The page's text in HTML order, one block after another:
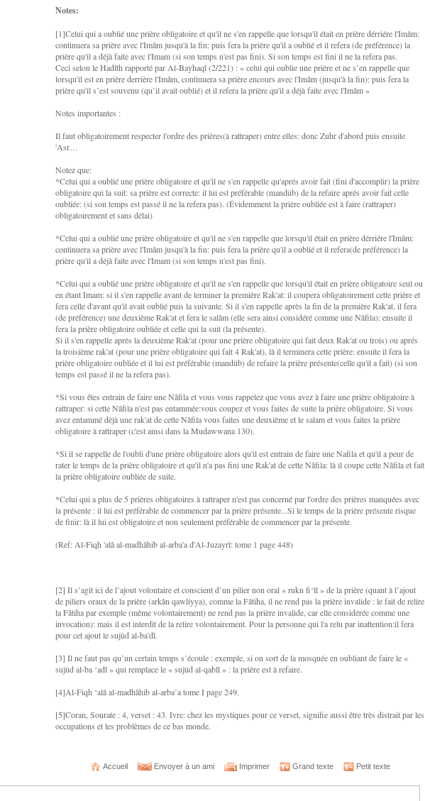
Notes:
[1]Celui qui a oublié une prière obligatoire et qu'il ne s'en rappelle que lorsqu'il était en prière dérriére l'Imâm:
continuera sa prière avec l'Imâm jusqu'à la fin: puis fera la prière qu'il a oublié et il refera (de préférence) la
prière qu'il a déjà faite avec l'Imam (si son temps n'est pas fini). Si son temps est fini il ne la refera pas.
Ceci selon le Hadîth rapporté par Al-Bayhaqî (2/221) : « celui qui oublie une prière et ne s’en rappelle que
lorsqu'il est en prière derrière l'Imâm, continuera sa prière encours avec l'Imâm (jusqu'à la fin): puis fera la
prière qu'il s’est souvenu (qu’il avait oublié) et il refera la prière qu'il a déjà faite avec l'Imâm »
Notes importantes :
Il faut obligatoirement respecter l'ordre des prières(à rattraper) entre elles: donc Zuhr d'abord puis ensuite
'Asr…
Notez que:
*Celui qui a oublié une prière obligatoire et qu'il ne s'en rappelle qu'aprés avoir fait (fini d'accomplir) la prière
obligatoire qui la suit: sa prière est correcte: il lui est préférable (mandûb) de la refaire aprés avoir fait celle
oubliée: (si son temps est passé il ne la refera pas). (Évidemment la prière oubliée est à faire (rattraper)
obligatoirement et sans délai)
*Celui qui a oublié une prière obligatoire et qu'il ne s'en rappelle que lorsqu'il était en prière dérriére l'Imâm:
continuera sa prière avec l'Imâm jusqu'à la fin: puis fera la prière qu'il a oublié et il refera(de préférence) la
prière qu'il a déjà faite avec l'Imam (si son temps n'est pas fini).
*Celui qui a oublié une prière obligatoire et qu'il ne s'en rappelle que lorsqu'il était en prière obligatoire seul ou
en étant Imam: si il s'en rappelle avant de terminer la première Rak'at: il coupera obligatoirement cette prière et
fera celle d'avant qu'il avait oublié puis la suivante. Si il s'en rappelle après la fin de la première Rak'at, il fera
(de préférence) une deuxième Rak'at et fera le salâm (elle sera ainsi considéré comme une Nâfila): ensuite il
fera la prière obligatoire oubliée et celle qui la suit (la présente).
Si il s'en rappelle après la deuxième Rak'at (pour une prière obligatoire qui fait deux Rak'at ou trois) ou aprés
la troisième rak'at (pour une prière obligatoire qui fait 4 Rak'at), là il terminera cette prière: ensuite il fera la
prière obligatoire oubliée et il lui est préférable (mandûb) de refaire la prière présente(celle qu'il a fait) (si son
temps est passé il ne la refera pas).
*Si vous êtes entrain de faire une Nâfila et vous vous rappelez que vous avez à faire une prière obligatoire à
rattraper: si cette Nâfila n'est pas entammée:vous coupez et vous faites de suite la prière obligatoire. Si vous
avez entammé dèjà une rak'at de cette Nâfila vous faites une deuxième et le salam et vous faites la prière
obligatoire à rattraper (c'est ainsi dans la Mudawwana 130).
*Si il se rappelle de l'oubli d'une prière obligatoire alors qu'il est entrain de faire une Nafila et qu'il a peur de
rater le temps de la prière obligatoire et qu'il n'a pas fini une Rak'at de cette Nâfila: là il coupe cette Nâfila et fait
la prière obligatoire oubliée de suite.
*Celui qui a plus de 5 prières obligatoires à rattraper n'est pas concerné par l'ordre des prières manquées avec
la présente : il lui est préférable de commencer par la prière présente...Si le temps de la prière présente risque
de finir: là il lui est obligatoire et non seulement préférable de commencer par la présente.
(Ref: Al-Fiqh 'alâ al-madhâhib al-arba'a d'Al-Juzayrî: tome 1 page 448)
[2] Il s’agit ici de l’ajout volontaire et conscient d’un pilier non oral « rukn fi‘lî » de la prière (quant à l’ajout
de piliers oraux de la prière (arkân qawliyya), comme la Fâtiha, il ne rend pas la prière invalide : le fait de relire
la Fâtiha par exemple (même volontairement) ne rend pas la prière invalide, car elle considérée comme une
invocation): mais il est interdit de la relire volontairement. Pour la personne qui l'a relu par inattention:il fera
pour cet ajout le sujûd al-ba'dî.
[3] Il ne faut pas qu’un certain temps s’écoule : exemple, si on sort de la mosquée en oubliant de faire le «
sujûd al-ba ‘adî » qui remplace le « sujûd al-qablî » : la prière est à refaire.
[4]Al-Fiqh ‘alâ al-madhâhib al-arba’a tome I page 249.
[5]Coran, Sourate : 4, verset : 43. Ivre: chez les mystiques pour ce verset, signifie aussi être très distrait par les
occupations et les problèmes de ce bas monde.
Accueil Envoyer à un ami Imprimer Grand texte Petit texte